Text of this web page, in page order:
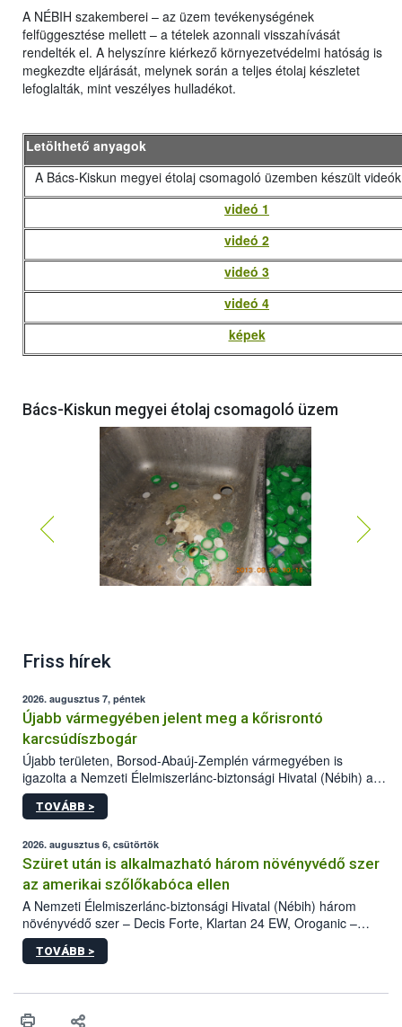
A NÉBIH szakemberei – az üzem tevékenységének
felfüggesztése mellett – a tételek azonnali visszahívását
rendelték el. A helyszínre kiérkező környezetvédelmi hatóság is
megkezdte eljárását, melynek során a teljes étolaj készletet
lefoglalták, mint veszélyes hulladékot.
Letölthető anyagok
A Bács-Kiskun megyei étolaj csomagoló üzemben készült
videó 1
videó 2
videó 3
videó 4
képek
Bács-Kiskun megyei étolaj csomagoló üzem
Friss hírek
2026. augusztus 7, péntek
Újabb vármegyében jelent meg a kőrisrontó
karcsúdíszbogár
Újabb területen, Borsod-Abaúj-Zemplén vármegyében is
igazolta a Nemzeti Élelmiszerlánc-biztonsági Hivatal (Nébih) a
kőrisrontó karcsúdíszbogár (Agrilus planipennis) jelenlétét. A
kártevőt nem csak színcsapdában találták meg, de már fertőzött
az intenzív felderítést, emellett az intézkedéseket a szlovák
hatósággal is összehangolják a terjedés megállítása érdekében.
TOVÁBB >
2026. augusztus 6, csütörtök
Szüret után is alkalmazható három növényvédő szer
az amerikai szőlőkabóca ellen
A Nemzeti Élelmiszerlánc-biztonsági Hivatal (Nébih) három
növényvédő szer – Decis Forte, Klartan 24 EW, Oroganic –
engedélyokiratát módosította, így azok a szüretet követően,
egészen a vesszőérettség (BBCH 91) stádiumáig
érésű szőlőkben is legyen lehetőség a károsító elleni további
TOVÁBB >